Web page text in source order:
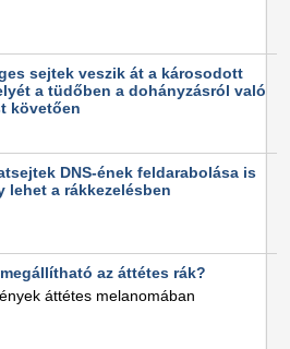
sejtek veszik át a károsodott
a tüdőben a dohányzásról való
követően
DNS-ének feldarabolása is
lehet a rákkezelésben
az áttétes rák?
áttétes melanomában